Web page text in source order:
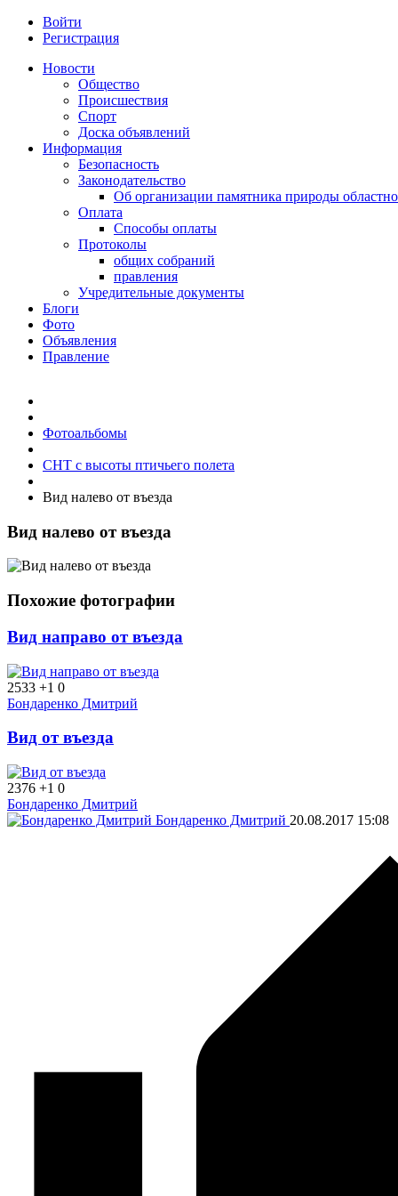
Войти
Регистрация
Новости
Общество
Происшествия
Спорт
Доска объявлений
Информация
Безопасность
Законодательство
Об организации памятника природы
Оплата
Способы оплаты
Протоколы
общих собраний
правления
Учредительные документы
Блоги
Фото
Объявления
Правление
Фотоальбомы
СНТ с высоты птичьего полета
Вид налево от въезда
Вид налево от въезда
Похожие фотографии
Вид направо от въезда
2533 +1 0
Бондаренко Дмитрий
Вид от въезда
2376 +1 0
Бондаренко Дмитрий
Бондаренко Дмитрий 20.08.2017 15:08